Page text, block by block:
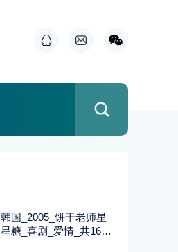
韩国_2005_饼干老师星
星糖_喜剧_爱情_共16集